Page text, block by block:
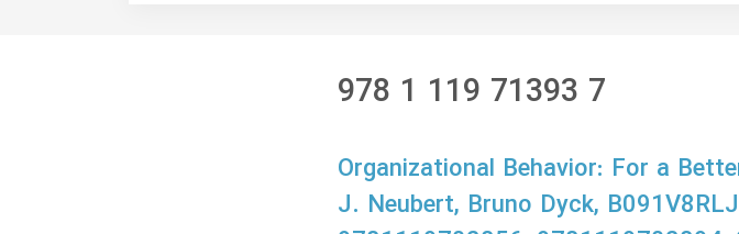
978 1 119 71393 7
Organizational Behavior: For a
J. Neubert, Bruno Dyck,